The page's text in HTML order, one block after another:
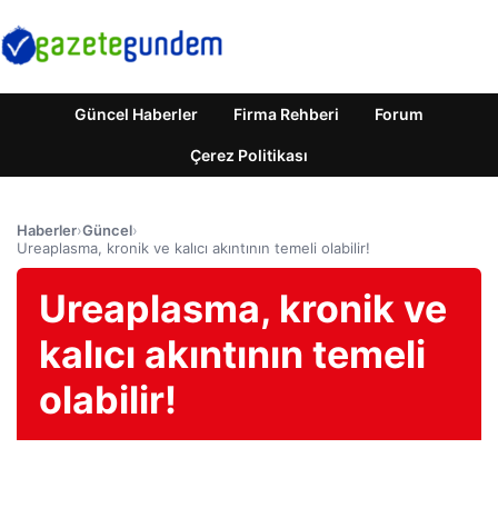
Güncel Haberler Firma Rehberi Forum
Çerez Politikası
Haberler›Güncel›
Ureaplasma, kronik ve kalıcı akıntının temeli olabilir!
Ureaplasma, kronik ve
kalıcı akıntının temeli
olabilir!